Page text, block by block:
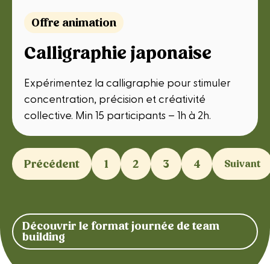
Offre animation
Calligraphie japonaise
Expérimentez la calligraphie pour stimuler
concentration, précision et créativité
collective. Min 15 participants – 1h à 2h.
Précédent 1 2 3 4 Suivant
Découvrir le format journée de team
building